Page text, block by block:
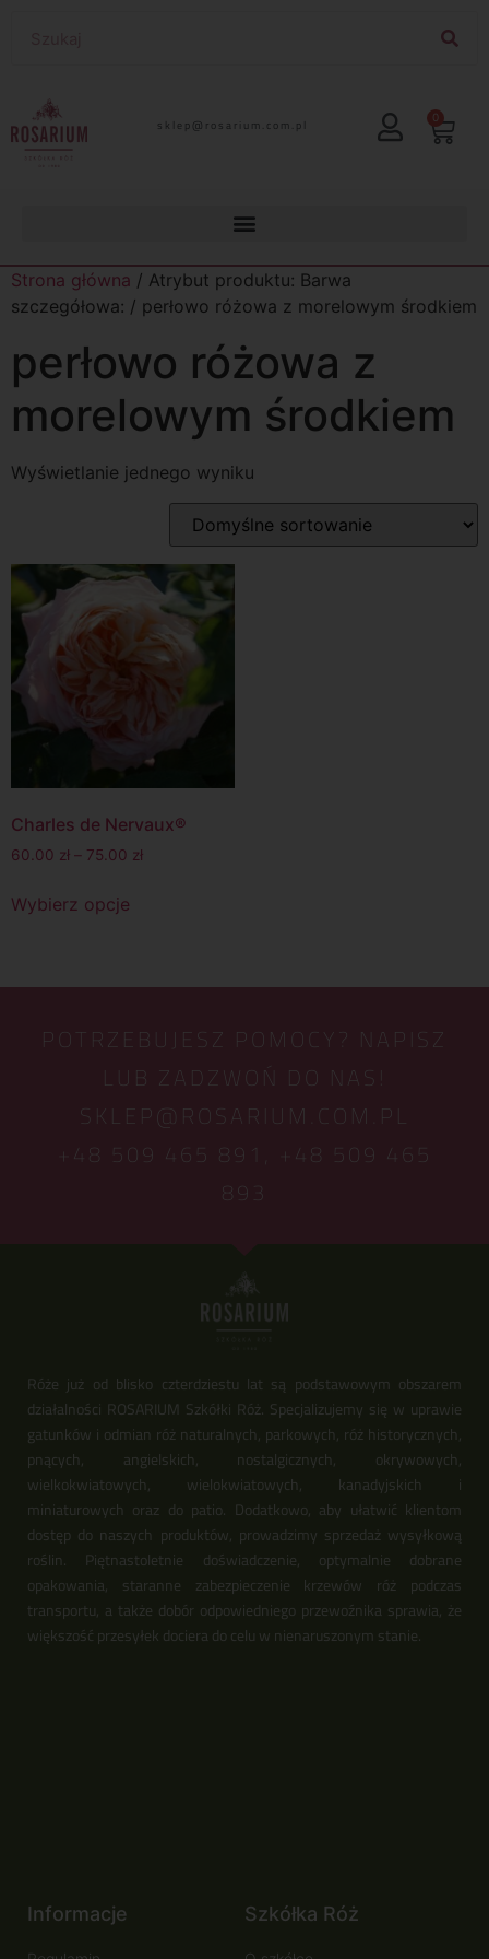
lp.moc.muirasor@pelks 0
Strona główna / Atrybut produktu: Barwa
szczegółowa: / perłowo różowa z morelowym środkiem
perłowo różowa z
morelowym środkiem
Wyświetlanie jednego wyniku
Charles de Nervaux®
60.00 zł – 75.00 zł
Wybierz opcje
POTRZEBUJESZ POMOCY? NAPISZ
LUB ZADZWOŃ DO NAS!
SKLEP@ROSARIUM.COM.PL
+48 509 465 891,
+48 509 465
893
Róże już od blisko czterdziestu lat są podstawowym obszarem
działalności ROSARIUM Szkółki Róż. Specjalizujemy się w uprawie
gatunków i odmian róż naturalnych, parkowych, róż historycznych,
pnących, angielskich, nostalgicznych, okrywowych,
wielkokwiatowych, wielokwiatowych, kanadyjskich i
miniaturowych oraz do patio. Dodatkowo, aby ułatwić klientom
dostęp do naszych produktów, prowadzimy sprzedaż wysyłkową
roślin. Piętnastoletnie doświadczenie, optymalnie dobrane
opakowania, staranne zabezpieczenie krzewów róż podczas
transportu, a także dobór odpowiedniego przewoźnika sprawia, że
większość przesyłek dociera do celu w nienaruszonym stanie.
Informacje Szkółka Róż